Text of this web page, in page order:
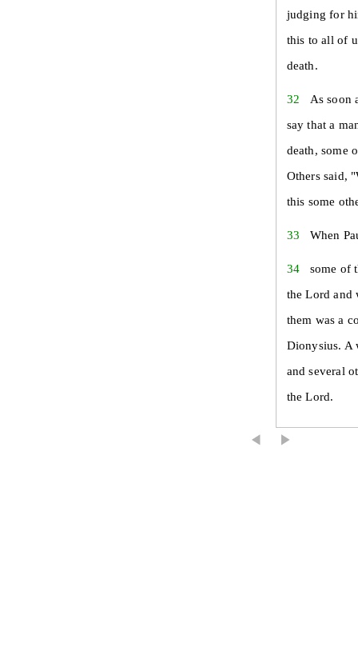
judging for
this to all of
death.
32 As soon
say that a
death, some
Others said,
this some
33 When
34 some of
the Lord and
them was a
Dionysius. A
and several
the Lord.